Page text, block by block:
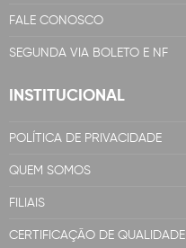
FALE CONOSCO
SEGUNDA VIA BOLETO E NF
INSTITUCIONAL
POLÍTICA DE PRIVACIDADE
QUEM SOMOS
FILIAIS
CERTIFICAÇÃO DE QUALIDADE